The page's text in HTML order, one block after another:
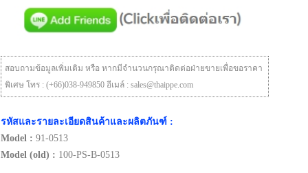
สอบถามข้อมูลเพิ่มเติม หรือ หากมีจำนวนกรุณาติดต่อฝ่ายขายเพื่อขอราคา
พิเศษ โทร : (+66)038-949850 อีเมล์ : sales@thaippe.com
รหัสและรายละเอียดสินค้าและผลิตภันฑ์ :
Model : 91-0513
Model (old) : 100-PS-B-0513